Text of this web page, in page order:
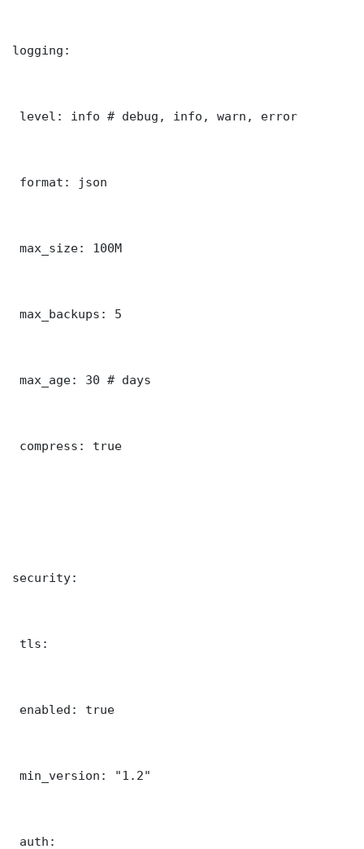
logging:
level: info # debug, info, warn, error
format: json
max_size: 100M
max_backups: 5
max_age: 30 # days
compress: true
security:
tls:
enabled: true
min_version: "1.2"
auth: